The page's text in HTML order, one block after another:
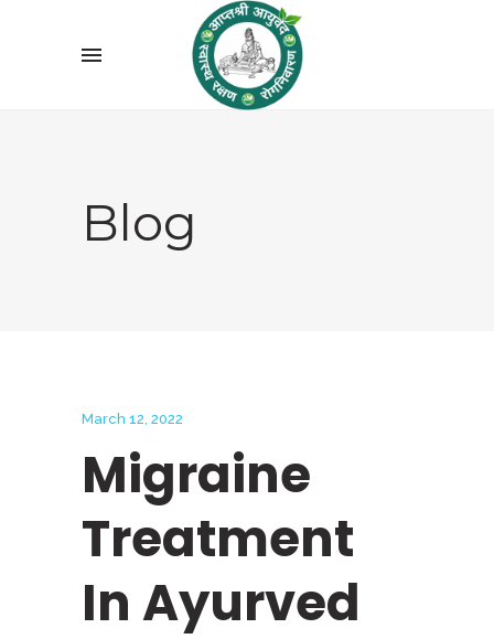
Blog
March 12, 2022
Migraine
Treatment
In Ayurved